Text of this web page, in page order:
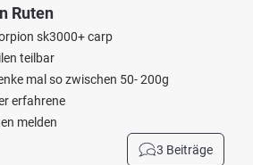
Ruten
sk3000+ carp
teilbar
mal so zwischen 50- 200g
erfahrene
melden
3 Beiträge